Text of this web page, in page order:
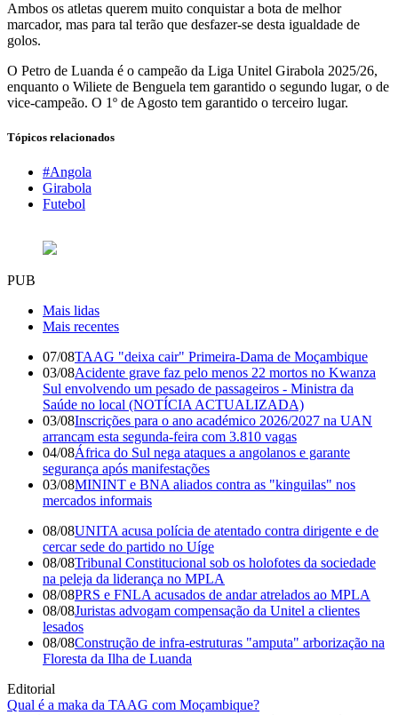
Ambos os atletas querem muito conquistar a bota de melhor
marcador, mas para tal terão que desfazer-se desta igualdade de
golos.
O Petro de Luanda é o campeão da Liga Unitel Girabola 2025/26,
enquanto o Wiliete de Benguela tem garantido o segundo lugar, o de
vice-campeão. O 1º de Agosto tem garantido o terceiro lugar.
Tópicos relacionados
#Angola
Girabola
Futebol
PUB
Mais lidas
Mais recentes
07/08TAAG "deixa cair" Primeira-Dama de Moçambique
03/08Acidente grave faz pelo menos 22 mortos no Kwanza
Sul envolvendo um pesado de passageiros - Ministra da
Saúde no local (NOTÍCIA ACTUALIZADA)
03/08Inscrições para o ano académico 2026/2027 na UAN
arrancam esta segunda-feira com 3.810 vagas
04/08África do Sul nega ataques a angolanos e garante
segurança após manifestações
03/08MININT e BNA aliados contra as "kinguilas" nos
mercados informais
08/08UNITA acusa polícia de atentado contra dirigente e de
cercar sede do partido no Uíge
08/08Tribunal Constitucional sob os holofotes da sociedade
na peleja da liderança no MPLA
08/08PRS e FNLA acusados de andar atrelados ao MPLA
08/08Juristas advogam compensação da Unitel a clientes
lesados
08/08Construção de infra-estruturas "amputa" arborização na
Floresta da Ilha de Luanda
Editorial
Qual é a maka da TAAG com Moçambique?